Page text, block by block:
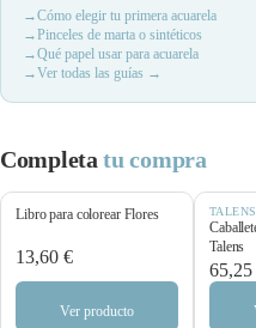
Cómo elegir tu primera acuarela
Pinceles de marta o sintéticos
Qué papel usar para acuarela
Ver todas las guías →
Completa tu compra
Libro para colorear Flores
13,60 €
Ver producto
TALENS
Talens
65,25